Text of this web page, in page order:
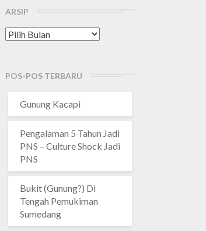
ARSIP
Arsip
POS-POS TERBARU
Gunung Kacapi
Pengalaman 5 Tahun Jadi
PNS – Culture Shock Jadi
PNS
Bukit (Gunung?) Di
Tengah Pemukiman
Sumedang